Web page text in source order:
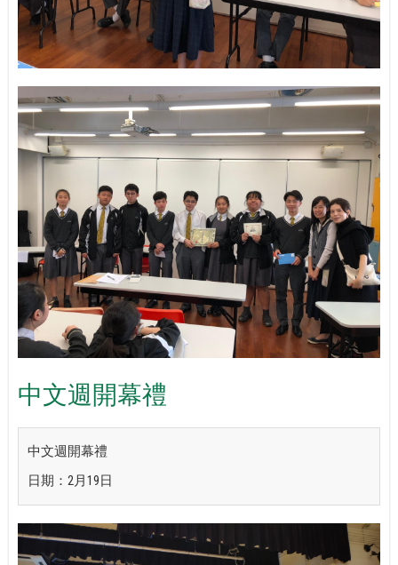
中文週開幕禮
中文週開幕禮
日期：2月19日